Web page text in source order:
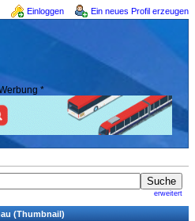
Einloggen Ein neues Profil erzeugen
*
erweitert
(Thumbnail)